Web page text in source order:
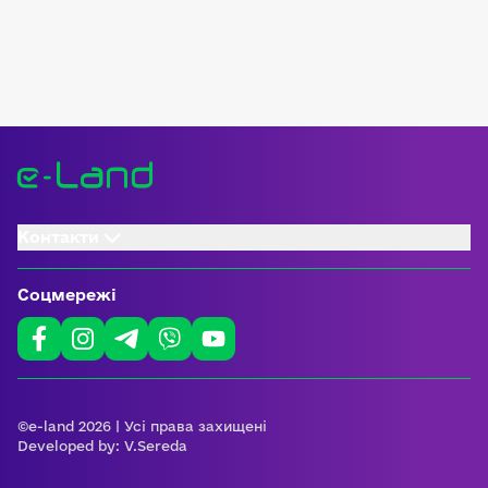
Соцмережі
©e-land 2026 | Усі права захищені
Developed by: V.Sereda